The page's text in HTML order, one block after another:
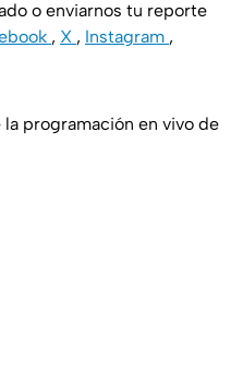
o enviarnos tu reporte
, X , Instagram ,
programación en vivo de